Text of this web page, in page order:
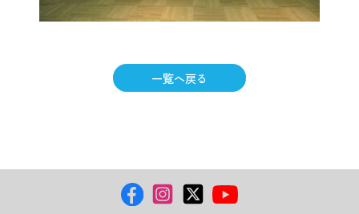
一覧へ戻る